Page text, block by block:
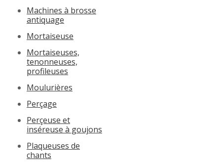
Machines à brosse
antiquage
Mortaiseuse
Mortaiseuses,
tenonneuses,
profileuses
Moulurières
Perçage
Perçeuse et
inséreuse à goujons
Plaqueuses de
chants